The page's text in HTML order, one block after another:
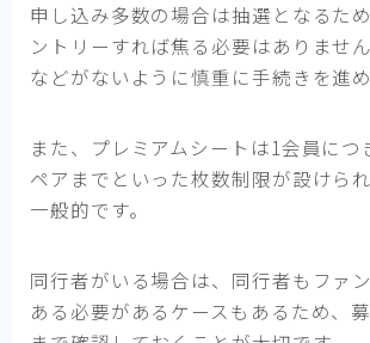
申し込み多数の場合は抽選となるた
ントリーすれば焦る必要はありませ
などがないように慎重に手続きを進め
また、プレミアムシートは1会員につ
ペアまでといった枚数制限が設けら
一般的です。
同行者がいる場合は、同行者もファ
ある必要があるケースもあるため、